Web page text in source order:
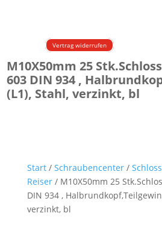
Vertrag widerrufen
M10X50mm 25
603 DIN 934 ,
(L1), Stahl, verzinkt, bl
Start/ Schraubencenter/
Reiser/ M10X50mm 25
DIN 934 ,
verzinkt, bl